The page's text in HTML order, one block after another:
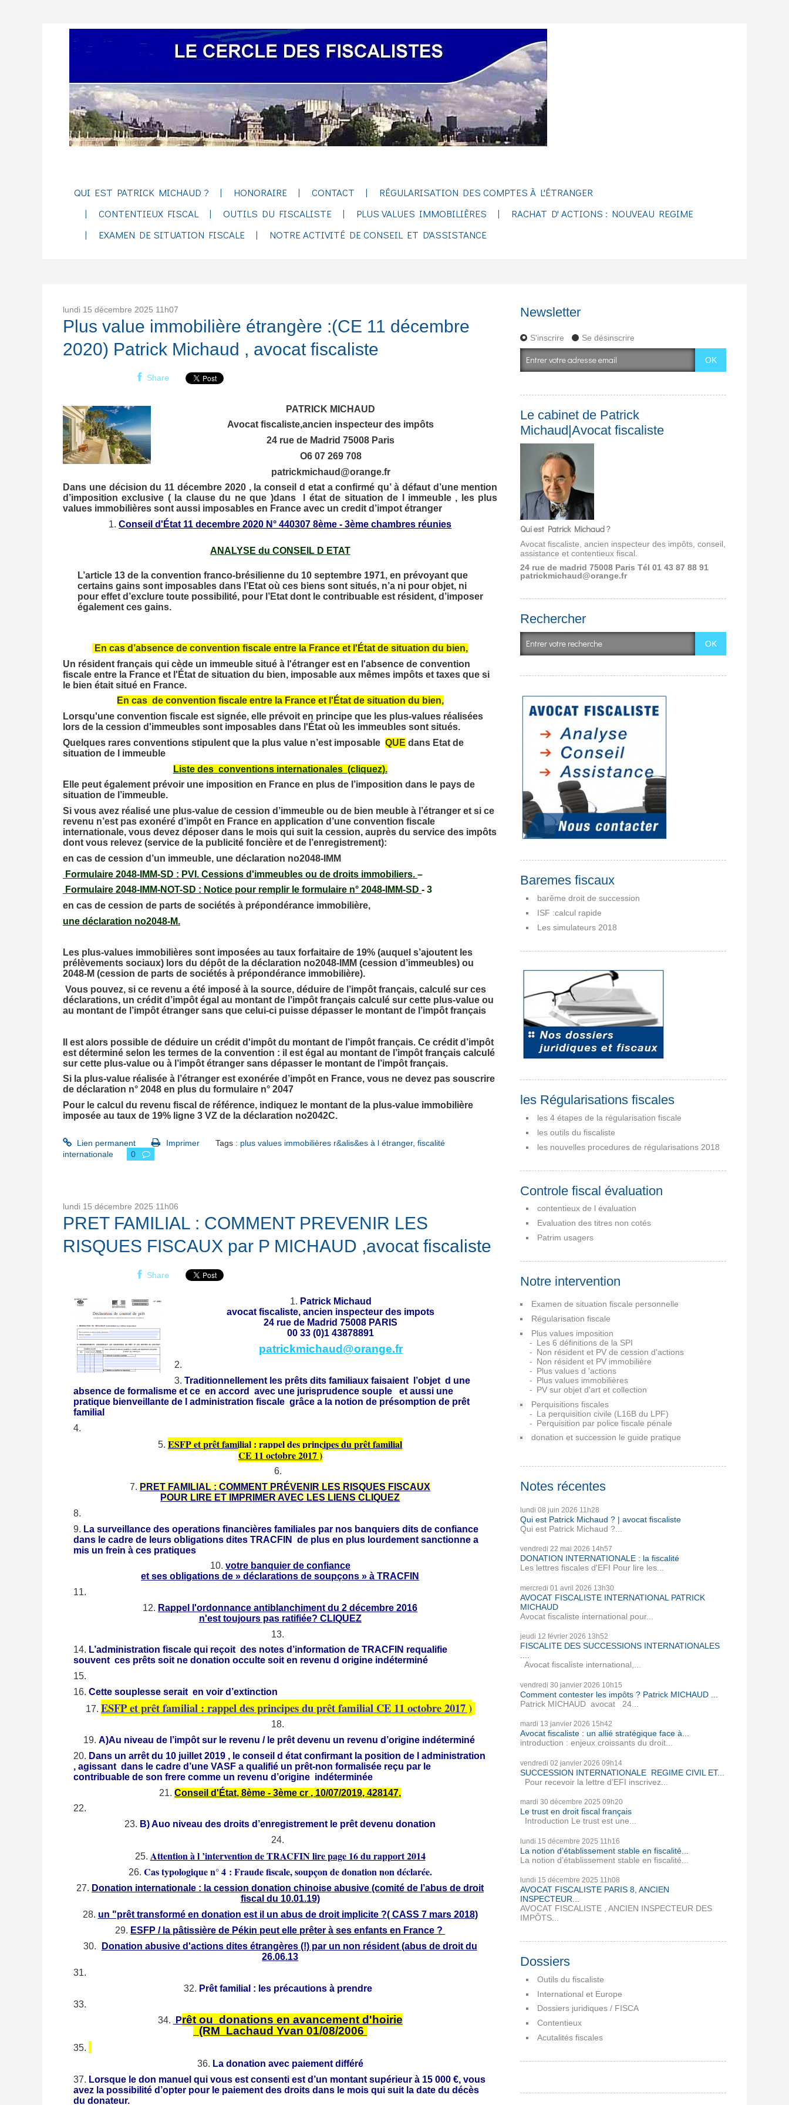
QUI EST PATRICK MICHAUD ? HONORAIRE CONTACT
RÉGULARISATION DES COMPTES À L'ÉTRANGER
CONTENTIEUX FISCAL
OUTILS DU FISCALISTE PLUS VALUES IMMOBILIÈRES
RACHAT D' ACTIONS : NOUVEAU REGIME
EXAMEN DE SITUATION FISCALE
NOTRE ACTIVITÉ DE CONSEIL ET D'ASSISTANCE
lundi 15 décembre 2025 11h07
Plus value immobilière étrangère :(CE 11 décembre
2020) Patrick Michaud , avocat fiscaliste
Share
PATRICK MICHAUD
Avocat fiscaliste,ancien inspecteur des impôts
24 rue de Madrid 75008 Paris
O6 07 269 708
patrickmichaud@orange.fr
Dans une décision du 11 décembre 2020 , la conseil d etat a confirmé qu’ à défaut d’une mention
d’imposition exclusive ( la clause du ne que )dans l état de situation de l immeuble , les plus
values immobilières sont aussi imposables en France avec un credit d’impot étranger
Conseil d'État 11 decembre 2020 N° 440307 8ème - 3ème chambres réunies
ANALYSE du CONSEIL D ETAT
L’article 13 de la convention franco-brésilienne du 10 septembre 1971, en prévoyant que
certains gains sont imposables dans l’Etat où ces biens sont situés, n’a ni pour objet, ni
pour effet d’exclure toute possibilité, pour l’Etat dont le contribuable est résident, d’imposer
également ces gains.
En cas d’absence de convention fiscale entre la France et l'État de situation du bien,
Un résident français qui cède un immeuble situé à l'étranger est en l'absence de convention
fiscale entre la France et l'État de situation du bien, imposable aux mêmes impôts et taxes que si
le bien était situé en France.
En cas de convention fiscale entre la France et l'État de situation du bien,
Lorsqu'une convention fiscale est signée, elle prévoit en principe que les plus-values réalisées
lors de la cession d'immeubles sont imposables dans l'État où les immeubles sont situés.
Quelques rares conventions stipulent que la plus value n’est imposable QUE dans Etat de
situation de l immeuble
Liste des conventions internationales (cliquez).
Elle peut également prévoir une imposition en France en plus de l’imposition dans le pays de
situation de l’immeuble.
Si vous avez réalisé une plus-value de cession d’immeuble ou de bien meuble à l’étranger et si ce
revenu n’est pas exonéré d’impôt en France en application d’une convention fiscale
internationale, vous devez déposer dans le mois qui suit la cession, auprès du service des impôts
dont vous relevez (service de la publicité foncière et de l’enregistrement):
en cas de cession d’un immeuble, une déclaration no2048-IMM
Formulaire 2048-IMM-SD : PVI. Cessions d'immeubles ou de droits immobiliers. –
Formulaire 2048-IMM-NOT-SD : Notice pour remplir le formulaire n° 2048-IMM-SD - 3
en cas de cession de parts de sociétés à prépondérance immobilière,
une déclaration no2048-M.
Les plus-values immobilières sont imposées au taux forfaitaire de 19% (auquel s’ajoutent les
prélèvements sociaux) lors du dépôt de la déclaration no2048-IMM (cession d’immeubles) ou
2048-M (cession de parts de sociétés à prépondérance immobilière).
Vous pouvez, si ce revenu a été imposé à la source, déduire de l’impôt français, calculé sur ces
déclarations, un crédit d’impôt égal au montant de l’impôt français calculé sur cette plus-value ou
au montant de l’impôt étranger sans que celui-ci puisse dépasser le montant de l’impôt français
Il est alors possible de déduire un crédit d'impôt du montant de l’impôt français. Ce crédit d’impôt
est déterminé selon les termes de la convention : il est égal au montant de l’impôt français calculé
sur cette plus-value ou à l’impôt étranger sans dépasser le montant de l’impôt français.
Si la plus-value réalisée à l’étranger est exonérée d’impôt en France, vous ne devez pas souscrire
de déclaration n° 2048 en plus du formulaire n° 2047
Pour le calcul du revenu fiscal de référence, indiquez le montant de la plus-value immobilière
imposée au taux de 19% ligne 3 VZ de la déclaration no2042C.
Lien permanent Imprimer Tags : plus values immobilières r&alis&es à l étranger, fiscalité
internationale
0
lundi 15 décembre 2025 11h06
PRET FAMILIAL : COMMENT PREVENIR LES
RISQUES FISCAUX par P MICHAUD ,avocat fiscaliste
Share
Patrick Michaud
avocat fiscaliste, ancien inspecteur des impots
24 rue de Madrid 75008 PARIS
00 33 (0)1 43878891
patrickmichaud@orange.fr
Traditionnellement les prêts dits familiaux faisaient l’objet d une
absence de formalisme et ce en accord avec une jurisprudence souple et aussi une
pratique bienveillante de l administration fiscale grâce a la notion de présomption de prêt
familial
ESFP et prêt familial : rappel des principes du prêt familial
CE 11 octobre 2017 )
PRET FAMILIAL : COMMENT PRÉVENIR LES RISQUES FISCAUX
POUR LIRE ET IMPRIMER AVEC LES LIENS CLIQUEZ
La surveillance des operations financières familiales par nos banquiers dits de confiance
dans le cadre de leurs obligations dites TRACFIN de plus en plus lourdement sanctionne a
mis un frein à ces pratiques
votre banquier de confiance
et ses obligations de » déclarations de soupçons » à TRACFIN
Rappel l'ordonnance antiblanchiment du 2 décembre 2016
n'est toujours pas ratifiée? CLIQUEZ
L’administration fiscale qui reçoit des notes d’information de TRACFIN requalifie
souvent ces prêts soit ne donation occulte soit en revenu d origine indéterminé
Cette souplesse serait en voir d’extinction
ESFP et prêt familial : rappel des principes du prêt familial CE 11 octobre 2017 )
A)Au niveau de l’impôt sur le revenu / le prêt devenu un revenu d’origine indéterminé
Dans un arrêt du 10 juillet 2019 , le conseil d état confirmant la position de l administration
, agissant dans le cadre d’une VASF a qualifié un prêt-non formalisée reçu par le
contribuable de son frere comme un revenu d’origine indéterminée
Conseil d'État, 8ème - 3ème cr , 10/07/2019, 428147,
B) Auo niveau des droits d’enregistrement le prêt devenu donation
Attention à l ’intervention de TRACFIN lire page 16 du rapport 2014
Cas typologique n° 4: Fraude fiscale, soupçon de donation non déclarée.
Donation internationale : la cession donation chinoise abusive (comité de l’abus de droit
fiscal du 10.01.19)
un "prêt transformé en donation est il un abus de droit implicite ?( CASS 7 mars 2018)
ESFP / la pâtissière de Pékin peut elle prêter à ses enfants en France ?
Donation abusive d'actions dites étrangères (!) par un non résident (abus de droit du
26.06.13
Prêt familial : les précautions à prendre
Prêt ou donations en avancement d'hoirie
(RM Lachaud Yvan 01/08/2006
La donation avec paiement différé
Lorsque le don manuel qui vous est consenti est d’un montant supérieur à 15 000 €, vous
avez la possibilité d’opter pour le paiement des droits dans le mois qui suit la date du décès
du donateur.
Newsletter
S'inscrire Se désinscrire
Le cabinet de Patrick
Michaud|Avocat fiscaliste
Qui est Patrick Michaud ?
Avocat fiscaliste, ancien inspecteur des impôts, conseil,
assistance et contentieux fiscal.
24 rue de madrid 75008 ParisTél 01 43 87 88 91
patrickmichaud@orange.fr
Rechercher
Baremes fiscaux
barême droit de succession
ISF :calcul rapide
Les simulateurs 2018
les Régularisations fiscales
les 4 étapes de la régularisation fiscale
les outils du fiscaliste
les nouvelles procedures de régularisations 2018
Controle fiscal évaluation
contentieux de l évaluation
Evaluation des titres non cotés
Patrim usagers
Notre intervention
Examen de situation fiscale personnelle
Régularisation fiscale
Plus values imposition
Les 6 définitions de la SPI
Non résident et PV de cession d'actions
Non résident et PV immobilière
Plus values d 'actions
Plus values immobilières
PV sur objet d'art et collection
Perquisitions fiscales
La perquisition civile (L16B du LPF)
Perquisition par police fiscale pénale
donation et succession le guide pratique
Notes récentes
lundi 08 juin 2026 11h28
Qui est Patrick Michaud ? | avocat fiscaliste
Qui est Patrick Michaud ?...
vendredi 22 mai 2026 14h57
DONATION INTERNATIONALE : la fiscalité
Les lettres fiscales d'EFI Pour lire les...
mercredi 01 avril 2026 13h30
AVOCAT FISCALISTE INTERNATIONAL PATRICK
MICHAUD
Avocat fiscaliste international pour...
jeudi 12 février 2026 13h52
FISCALITE DES SUCCESSIONS INTERNATIONALES
Avocat fiscaliste international,...
vendredi 30 janvier 2026 10h15
Comment contester les impôts ? Patrick MICHAUD ...
Patrick MICHAUD avocat 24...
mardi 13 janvier 2026 15h42
Avocat fiscaliste : un allié stratégique face à...
introduction : enjeux croissants du droit...
vendredi 02 janvier 2026 09h14
SUCCESSION INTERNATIONALE REGIME CIVIL ET...
Pour recevoir la lettre d’EFI inscrivez...
mardi 30 décembre 2025 09h20
Le trust en droit fiscal français
Introduction Le trust est une...
lundi 15 décembre 2025 11h16
La notion d’établissement stable en fiscalité...
La notion d’établissement stable en fiscalité...
lundi 15 décembre 2025 11h08
AVOCAT FISCALISTE PARIS 8, ANCIEN
INSPECTEUR...
AVOCAT FISCALISTE , ANCIEN INSPECTEUR DES
IMPÔTS...
Dossiers
Outils du fiscaliste
International et Europe
Dossiers juridiques / FISCA
Contentieux
Acutalités fiscales